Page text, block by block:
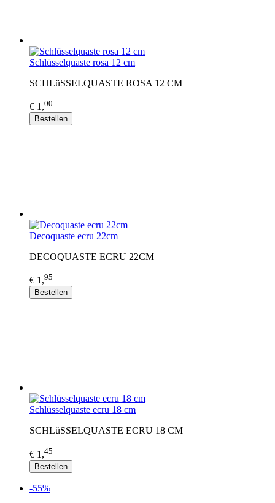
Schlüsselquaste rosa 12 cm
SCHLüSSELQUASTE ROSA 12 CM
€ 1,00
Bestellen
Decoquaste ecru 22cm
DECOQUASTE ECRU 22CM
€ 1,95
Bestellen
Schlüsselquaste ecru 18 cm
SCHLüSSELQUASTE ECRU 18 CM
€ 1,45
Bestellen
-55%